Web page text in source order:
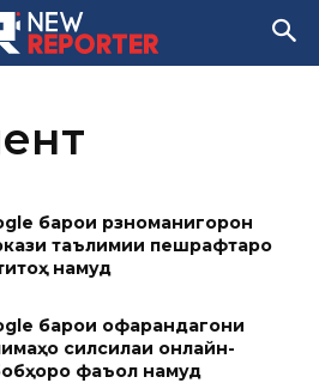
барои рӯзноманигорон
таълимии пешрафтаро
намуд
барои офарандагони
силсилаи онлайн-
фаъол намуд